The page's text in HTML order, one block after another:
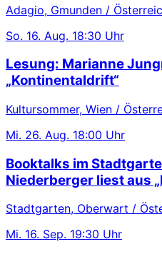
Adagio, Gmunden /
So. 16. Aug. 18:30 Uhr
Lesung: Marianne
„Kontinentaldrift“
Kultursommer, Wien /
Mi. 26. Aug. 18:00 Uhr
Booktalks im
Niederberger liest aus
Stadtgarten, Oberwart /
Mi. 16. Sep. 19:30 Uhr